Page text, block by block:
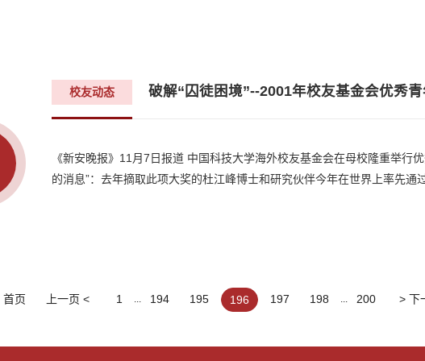
校友动态 破解“囚徒困境”--2001年校友基金会优秀
《新安晚报》11月7日报道 中国科技大学海外校友基金会在母校隆重举行
的消息”：去年摘取此项大奖的杜江峰博士和研究伙伴今年在世界上率先通
首页 上一页 < 1 194 195 196 197 198 200 > 下